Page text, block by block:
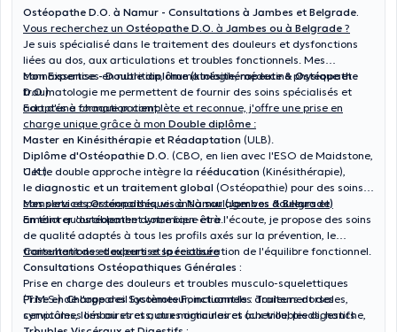
Ostéopathe D.O. à Namur - Consultations à Jambes et Belgrade.
Vous recherchez un Ostéopathe D.O. à Jambes ou à Belgrade ?
Je suis spécialisé dans le traitement des douleurs et dysfonctions
liées au dos, aux articulations et troubles fonctionnels. Mes
connaissances en nutrition, rhumatologie, médecine physique et
traumatologie me permettent de fournir des soins spécialisés et
adaptés à chaque patient.
Mon Expertise - Double diplôme (kinésithérapeute & Ostéopathe
D.O.)
Fort d'une formation complète et reconnue, j'offre une prise en
charge unique grâce à mon Double diplôme :
Master en Kinésithérapie et Réadaptation (ULB).
Diplôme d'Ostéopathie D.O. (CBO, en lien avec l'ESO de Maidstone,
U.K.).
Cette double approche intègre la rééducation (Kinésithérapie),
le diagnostic et un traitement global (Ostéopathie) pour des soins
complets et personnalisés, visant à soulager vos douleurs et
améliorer durablement votre bien-être.
Mes services Ostéopathiques à Namur (Jambes & Belgrade)
En tant qu'ostéopathe dynamique et à l'écoute, je propose des soins
de qualité adaptés à tous les profils axés sur la prévention, le
traitement des douleurs et la restauration de l'équilibre fonctionnel.
Consultations et expertise spécialisée
Consultations Ostéopathiques Générales :
Prise en charge des douleurs et troubles musculo-squelettiques
(T.M.S.) de l'appareil locomoteur, incluant les douleurs dorsales,
cervicales, lombaires et autres articulaires (cheville, pieds, hanche,
Prise en Charge des Systèmes Fonctionnels : Traitement des
symptômes liés au stress, aux migraines et aux troubles digestifs